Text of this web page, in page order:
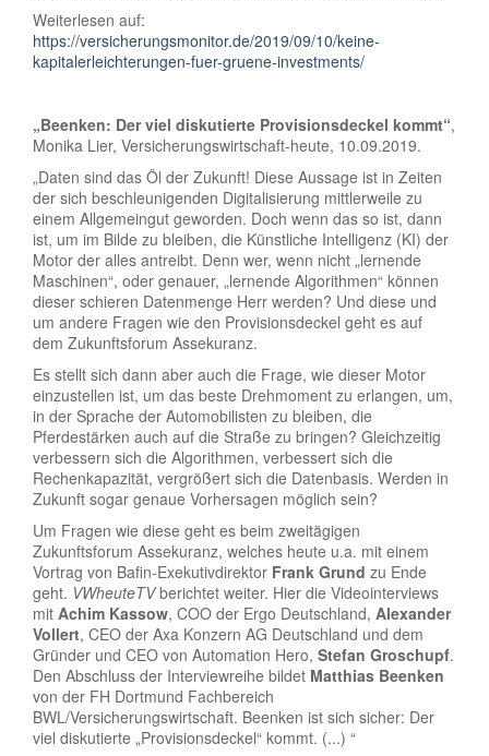
Weiterlesen auf:
https://versicherungsmonitor.de/2019/09/10/keine-
kapitalerleichterungen-fuer-gruene-investments/
„Beenken: Der viel diskutierte Provisionsdeckel kommt“,
Monika Lier, Versicherungswirtschaft-heute, 10.09.2019.
„Daten sind das Öl der Zukunft! Diese Aussage ist in Zeiten
der sich beschleunigenden Digitalisierung mittlerweile zu
einem Allgemeingut geworden. Doch wenn das so ist, dann
ist, um im Bilde zu bleiben, die Künstliche Intelligenz (KI) der
Motor der alles antreibt. Denn wer, wenn nicht „lernende
Maschinen“, oder genauer, „lernende Algorithmen“ können
dieser schieren Datenmenge Herr werden? Und diese und
um andere Fragen wie den Provisionsdeckel geht es auf
dem Zukunftsforum Assekuranz.
Es stellt sich dann aber auch die Frage, wie dieser Motor
einzustellen ist, um das beste Drehmoment zu erlangen, um,
in der Sprache der Automobilisten zu bleiben, die
Pferdestärken auch auf die Straße zu bringen? Gleichzeitig
verbessern sich die Algorithmen, verbessert sich die
Rechenkapazität, vergrößert sich die Datenbasis. Werden in
Zukunft sogar genaue Vorhersagen möglich sein?
Um Fragen wie diese geht es beim zweitägigen
Zukunftsforum Assekuranz, welches heute u.a. mit einem
Vortrag von Bafin-Exekutivdirektor Frank Grund zu Ende
geht. VWheuteTVberichtet weiter. Hier die Videointerviews
mit Achim Kassow, COO der Ergo Deutschland, Alexander
Vollert, CEO der Axa Konzern AG Deutschland und dem
Gründer und CEO von Automation Hero, Stefan Groschupf.
Den Abschluss der Interviewreihe bildet Matthias Beenken
von der FH Dortmund Fachbereich
BWL/Versicherungswirtschaft. Beenken ist sich sicher: Der
viel diskutierte „Provisionsdeckel“ kommt. (...) “